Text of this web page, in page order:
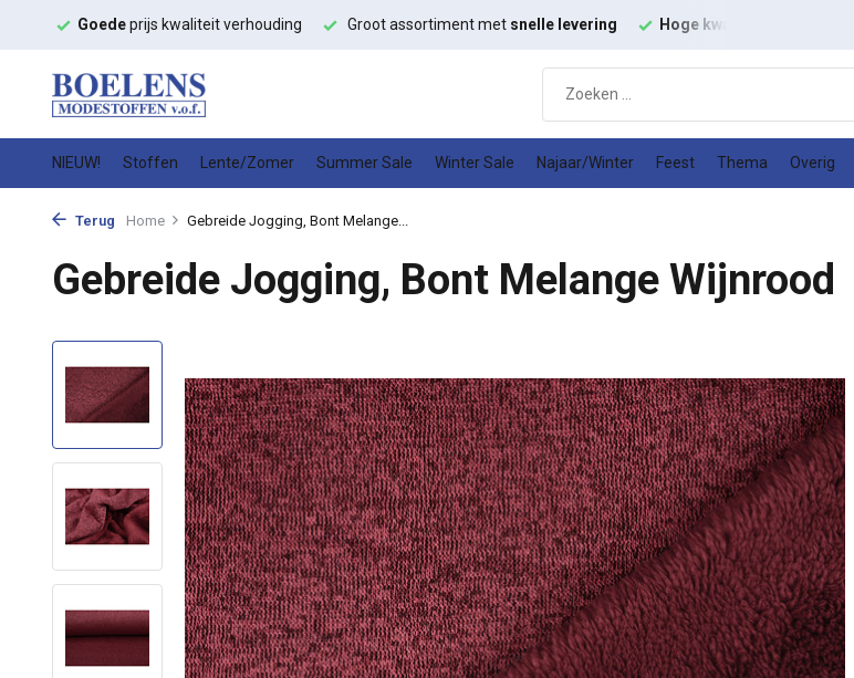
Groot assortiment metsnelle levering Hoge kwaliteitmodestoffen Goedeprijs kwaliteit verhouding
NIEUW! Stoffen Lente/Zomer Summer Sale Winter Sale Najaar/Winter Feest Thema Overig
Terug Home Gebreide Jogging, Bont Melange...
Gebreide Jogging, Bont Melange Wijnrood